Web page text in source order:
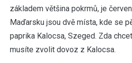
základem většina pokrmů, je
Maďarsku jsou dvě místa, kde se
paprika Kalocsa, Szeged. Zda
musíte zvolit dovoz z Kalocsa.